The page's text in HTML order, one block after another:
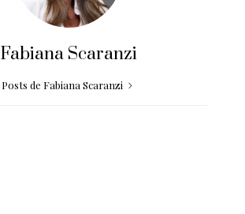
Fabiana Scaranzi
Posts de Fabiana Scaranzi